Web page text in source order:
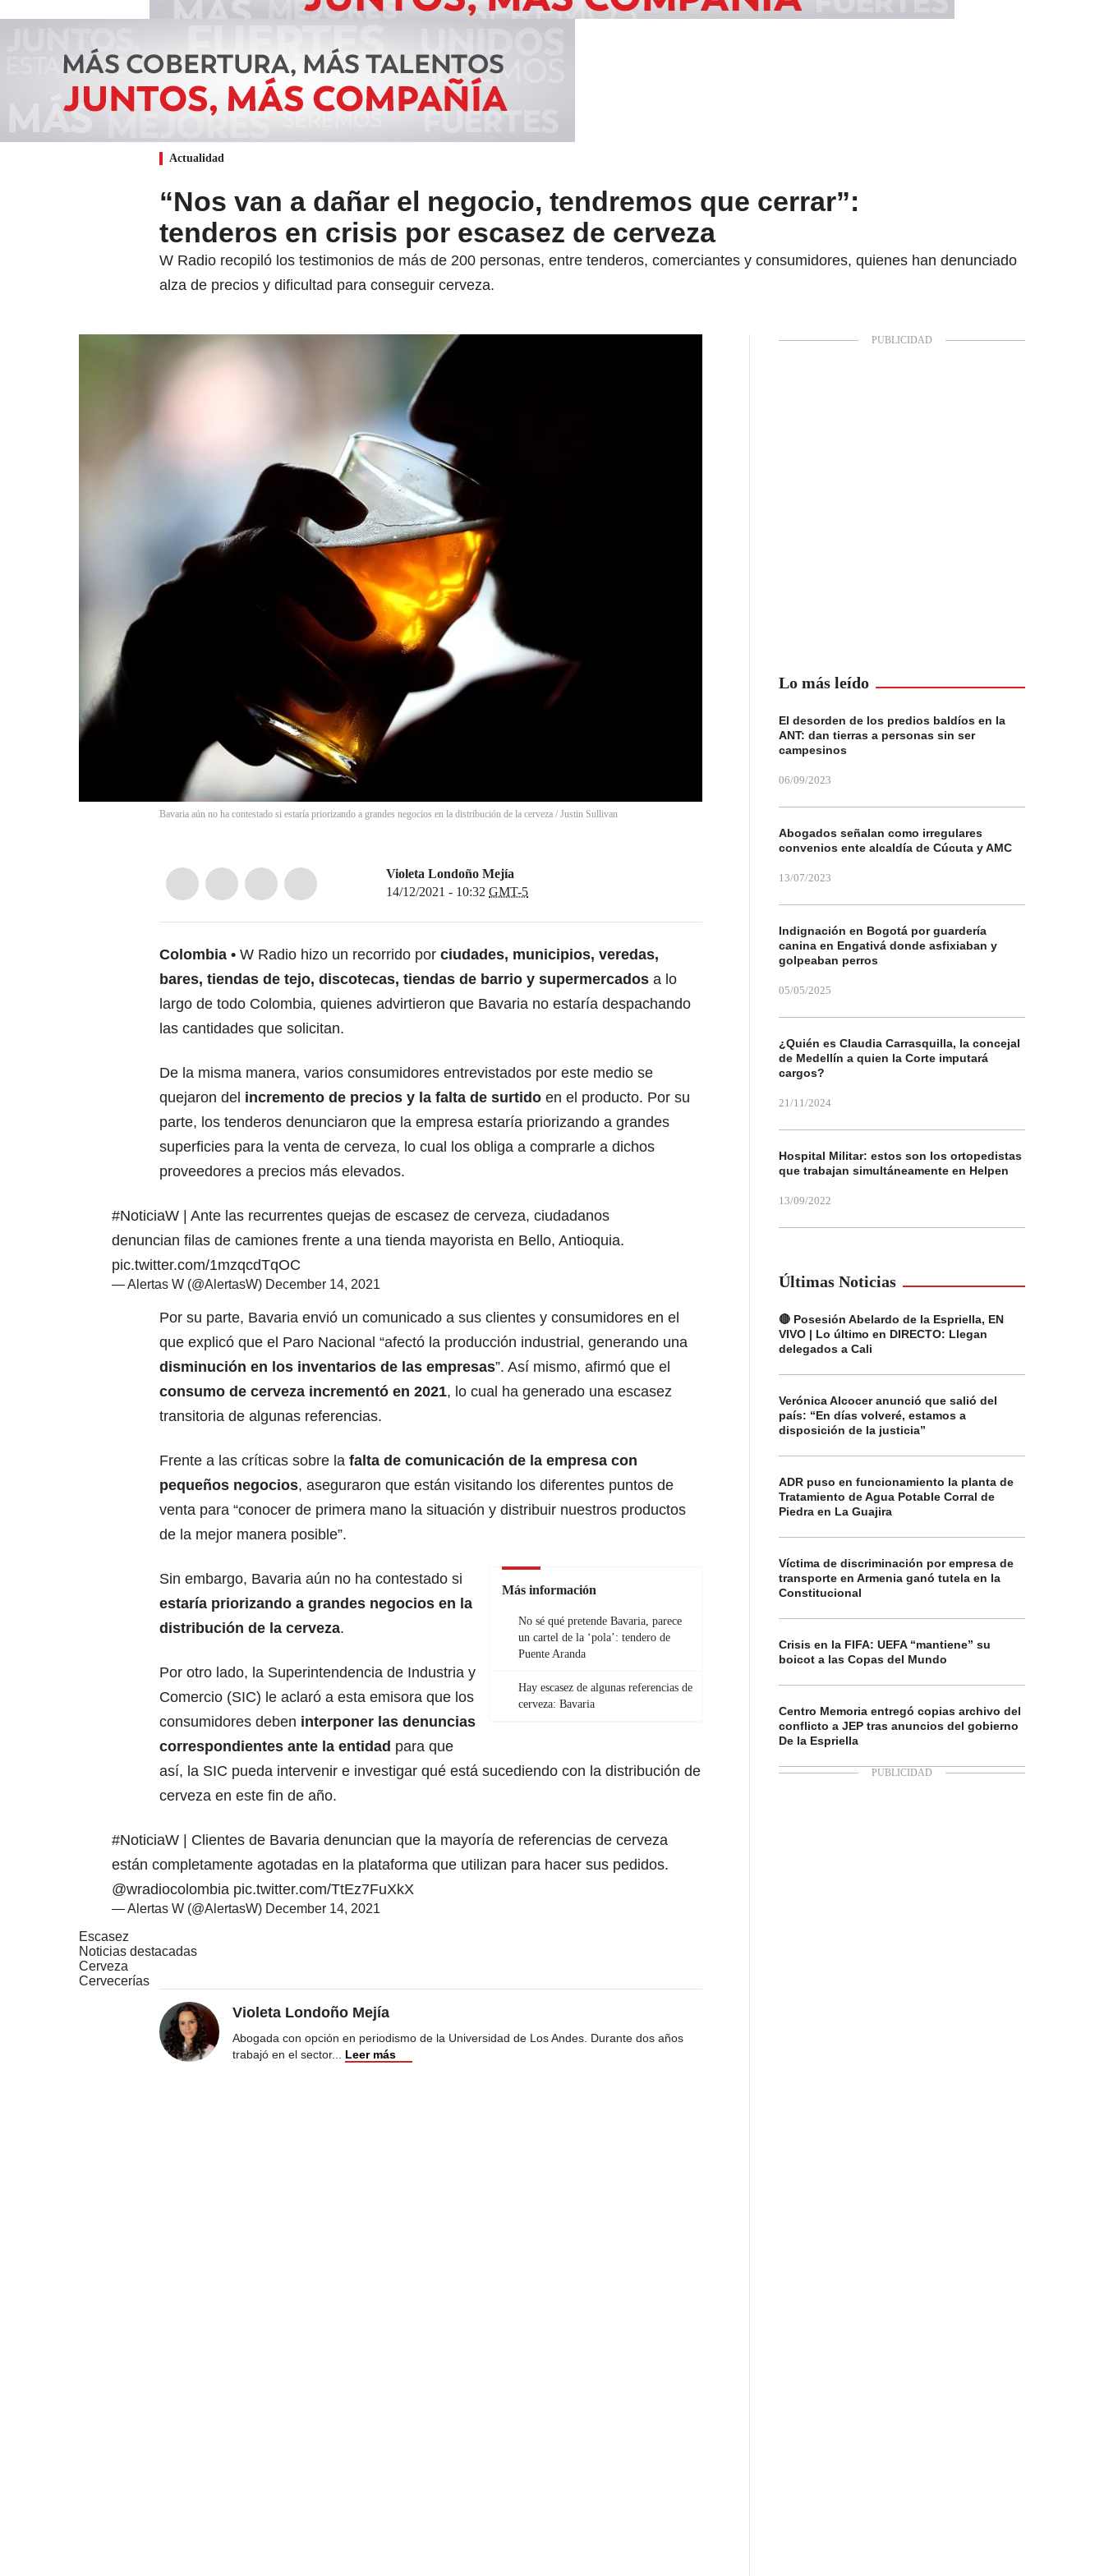
Actualidad
“Nos van a dañar el negocio, tendremos que cerrar”:
tenderos en crisis por escasez de cerveza
W Radio recopiló los testimonios de más de 200 personas, entre tenderos, comerciantes y consumidores, quienes han denunciado
alza de precios y dificultad para conseguir cerveza.
Bavaria aún no ha contestado si estaría priorizando a grandes negocios en la distribución de la cerveza / Justin Sullivan
Violeta Londoño Mejía
14/12/2021 - 10:32 GMT-5
Colombia W Radio hizo un recorrido por ciudades, municipios, veredas,
bares, tiendas de tejo, discotecas, tiendas de barrio y supermercados a lo
largo de todo Colombia, quienes advirtieron que Bavaria no estaría despachando
las cantidades que solicitan.
De la misma manera, varios consumidores entrevistados por este medio se
quejaron del incremento de precios y la falta de surtido en el producto. Por su
parte, los tenderos denunciaron que la empresa estaría priorizando a grandes
superficies para la venta de cerveza, lo cual los obliga a comprarle a dichos
proveedores a precios más elevados.
#NoticiaW | Ante las recurrentes quejas de escasez de cerveza, ciudadanos
denuncian filas de camiones frente a una tienda mayorista en Bello, Antioquia.
pic.twitter.com/1mzqcdTqOC
— Alertas W (@AlertasW) December 14, 2021
Por su parte, Bavaria envió un comunicado a sus clientes y consumidores en el
que explicó que el Paro Nacional “afectó la producción industrial, generando una
disminución en los inventarios de las empresas”. Así mismo, afirmó que el
consumo de cerveza incrementó en 2021, lo cual ha generado una escasez
transitoria de algunas referencias.
Frente a las críticas sobre la falta de comunicación de la empresa con
pequeños negocios, aseguraron que están visitando los diferentes puntos de
venta para “conocer de primera mano la situación y distribuir nuestros productos
de la mejor manera posible”.
Más información
No sé qué pretende Bavaria, parece
un cartel de la ‘pola’: tendero de
Puente Aranda
Hay escasez de algunas referencias de
cerveza: Bavaria
Sin embargo, Bavaria aún no ha contestado si
estaría priorizando a grandes negocios en la
distribución de la cerveza.
Por otro lado, la Superintendencia de Industria y
Comercio (SIC) le aclaró a esta emisora que los
consumidores deben interponer las denuncias
correspondientes ante la entidad para que
así, la SIC pueda intervenir e investigar qué está sucediendo con la distribución de
cerveza en este fin de año.
#NoticiaW | Clientes de Bavaria denuncian que la mayoría de referencias de cerveza
están completamente agotadas en la plataforma que utilizan para hacer sus pedidos.
@wradiocolombia pic.twitter.com/TtEz7FuXkX
— Alertas W (@AlertasW) December 14, 2021
Escasez
Noticias destacadas
Cerveza
Cervecerías
Violeta Londoño Mejía
Abogada con opción en periodismo de la Universidad de Los Andes. Durante dos años
trabajó en el sector... Leer más
Lo más leído
El desorden de los predios baldíos en la
ANT: dan tierras a personas sin ser
campesinos
06/09/2023
Abogados señalan como irregulares
convenios ente alcaldía de Cúcuta y AMC
13/07/2023
Indignación en Bogotá por guardería
canina en Engativá donde asfixiaban y
golpeaban perros
05/05/2025
¿Quién es Claudia Carrasquilla, la concejal
de Medellín a quien la Corte imputará
cargos?
21/11/2024
Hospital Militar: estos son los ortopedistas
que trabajan simultáneamente en Helpen
13/09/2022
Últimas Noticias
🔴 Posesión Abelardo de la Espriella, EN
VIVO | Lo último en DIRECTO: Llegan
delegados a Cali
Verónica Alcocer anunció que salió del
país: “En días volveré, estamos a
disposición de la justicia”
ADR puso en funcionamiento la planta de
Tratamiento de Agua Potable Corral de
Piedra en La Guajira
Víctima de discriminación por empresa de
transporte en Armenia ganó tutela en la
Constitucional
Crisis en la FIFA: UEFA “mantiene” su
boicot a las Copas del Mundo
Centro Memoria entregó copias archivo del
conflicto a JEP tras anuncios del gobierno
De la Espriella